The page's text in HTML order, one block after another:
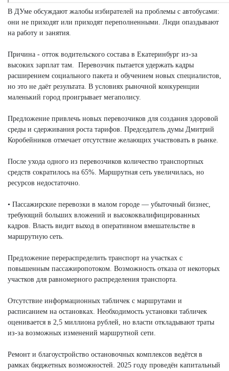
В ДУме обсуждают жалобы избирателей на проблемы с автобусами:
они не приходят или приходят переполненными. Люди опаздывают
на работу и занятия.
Причина - отток водительского состава в Екатеринбург из-за
высоких зарплат там. Перевозчик пытается удержать кадры
расширением социального пакета и обучением новых специалистов,
но это не даёт результата. В условиях рыночной конкуренции
маленький город проигрывает мегаполису.
Предложение привлечь новых перевозчиков для создания здоровой
среды и сдерживания роста тарифов. Председатель думы Дмитрий
Коробейников отмечает отсутствие желающих участвовать в рынке.
После ухода одного из перевозчиков количество транспортных
средств сократилось на 65%. Маршрутная сеть увеличилась, но
ресурсов недостаточно.
• Пассажирские перевозки в малом городе — убыточный бизнес,
требующий больших вложений и высококвалифицированных
кадров. Власть видит выход в оперативном вмешательстве в
маршрутную сеть.
Предложение перераспределить транспорт на участках с
повышенным пассажиропотоком. Возможность отказа от некоторых
участков для равномерного распределения транспорта.
Отсутствие информационных табличек с маршрутами и
расписанием на остановках. Необходимость установки табличек
оценивается в 2,5 миллиона рублей, но власти откладывают траты
из-за возможных изменений маршрутной сети.
Ремонт и благоустройство остановочных комплексов ведётся в
рамках бюджетных возможностей. 2025 году проведён капитальный